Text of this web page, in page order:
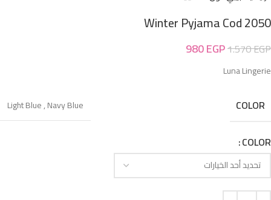
Winter Pyjama Cod 2050
1.570EGP
980EGP
Luna Lingerie
COLOR
Light Blue,Navy Blue
COLOR